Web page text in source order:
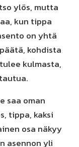
ylös, mutta
kun tippa
on yhtä
kohdista
kulmasta,
saa oman
tippa, kaksi
osa näkyy
asennon yli